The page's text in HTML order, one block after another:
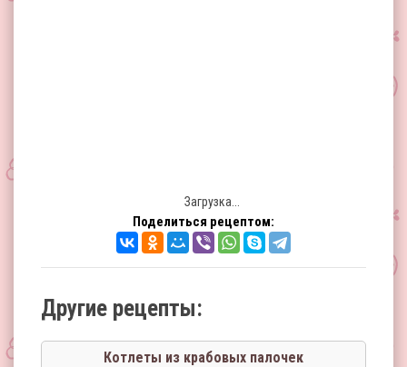
Загрузка...
Поделиться рецептом:
Другие рецепты:
Котлеты из крабовых палочек